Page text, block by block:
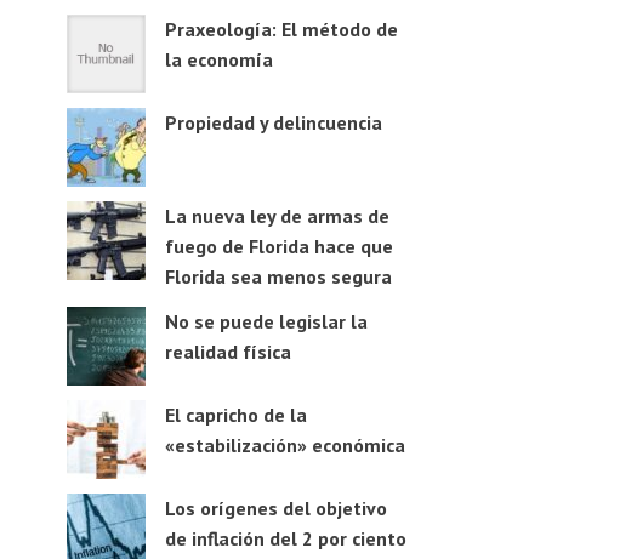
Praxeología: El método de
la economía
Propiedad y delincuencia
La nueva ley de armas de
fuego de Florida hace que
Florida sea menos segura
No se puede legislar la
realidad física
El capricho de la
«estabilización» económica
Los orígenes del objetivo
de inflación del 2 por ciento